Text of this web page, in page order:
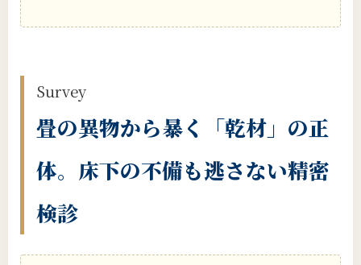
Survey
畳の異物から暴く「乾材」の正
体。床下の不備も逃さない精密
検診